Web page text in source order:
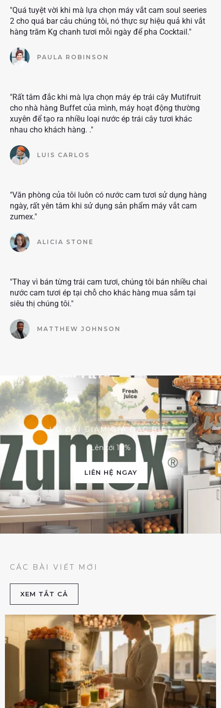
"Quá tuyệt vời khi mà lựa chọn máy vắt cam soul seeries
2 cho quá bar cảu chúng tôi, nó thực sự hiệu quả khi vắt
hàng trăm Kg chanh tươi mỗi ngày để pha Cocktail."
PAULA ROBINSON
"Rất tâm đắc khi mà lựa chọn máy ép trái cây Mutifruit
cho nhà hàng Buffet của mình, máy hoạt động thường
xuyên để tạo ra nhiều loại nước ép trái cây tươi khác
nhau cho khách hàng. ."
LUIS CARLOS
"Văn phòng của tôi luôn có nước cam tươi sử dụng hàng
ngày, rất yên tâm khi sử dụng sản phẩm máy vắt cam
zumex."
ALICIA STONE
"Thay vì bán từng trái cam tươi, chúng tôi bán nhiều chai
nước cam tươi ép tại chỗ cho khác hàng mua sắm tại
siêu thị chúng tôi."
MATTHEW JOHNSON
ƯU ĐÃI GIẢM GIÁ ĐẶC BIỆT
Lên tới 10%
LIÊN HỆ NGAY
CÁC BÀI VIẾT MỚI
XEM TẮT CẢ